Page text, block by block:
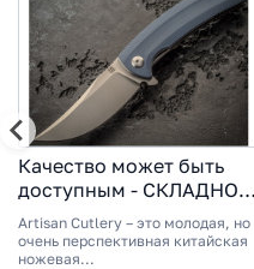
Качество может быть
доступным - СКЛАДНОЙ
НОЖ ARTISAN ARROYO,
СТАЛЬ AR-RPM9, G10
Artisan Cutlery – это молодая, но
очень перспективная китайская
ножевая...